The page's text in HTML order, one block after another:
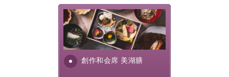
この一年限りの機会に、記憶に残るひとときをお過ごし
-----------【安心への取り組み】----------
個室料亭、貸切風呂のご利用が可能な上、 安心安全にご
創作和会席 美湖膳
美湖膳とは諏訪の地で特別を
提供する為に料理長・神原 裕
明が考え出した創作和会席で
す。美しい諏訪湖の幸...